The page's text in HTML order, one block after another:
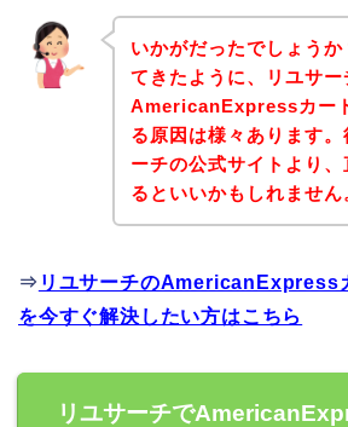
いかがだったでしょう
てきたように、リユサ
AmericanExpressカー
る原因は様々あります
ーチの公式サイトより
るといいかもしれません
⇒ リユサーチのAmericanExpress
を今すぐ解決したい方はこちら
リユサーチで